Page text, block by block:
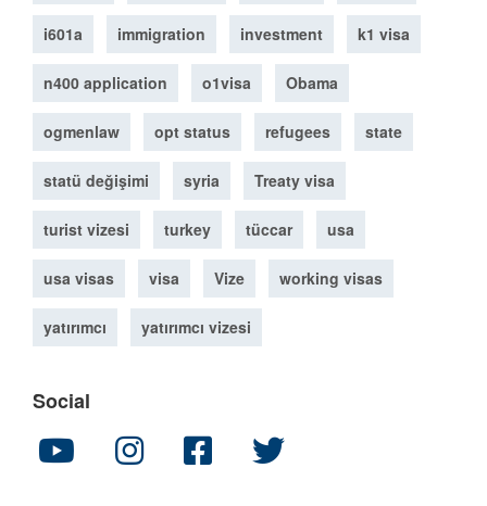
i601a immigration investment k1 visa
n400 application o1visa Obama
ogmenlaw opt status refugees state
statü değişimi syria Treaty visa
turist vizesi turkey tüccar usa
usa visas visa Vize working visas
yatırımcı yatırımcı vizesi
Social